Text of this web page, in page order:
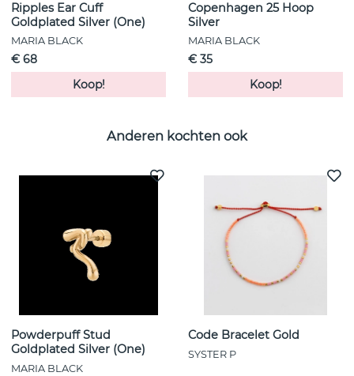
Ripples Ear Cuff
Goldplated Silver (One)
MARIA BLACK
€ 68
Koop!
Copenhagen 25 Hoop
Silver
MARIA BLACK
€ 35
Koop!
Anderen kochten ook
Powderpuff Stud
Goldplated Silver (One)
MARIA BLACK
Code Bracelet Gold
SYSTER P